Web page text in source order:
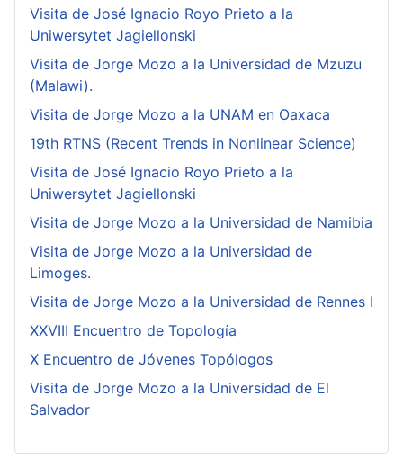
Visita de José Ignacio Royo Prieto a la
Uniwersytet Jagiellonski
Visita de Jorge Mozo a la Universidad de Mzuzu
(Malawi).
Visita de Jorge Mozo a la UNAM en Oaxaca
19th RTNS (Recent Trends in Nonlinear Science)
Visita de José Ignacio Royo Prieto a la
Uniwersytet Jagiellonski
Visita de Jorge Mozo a la Universidad de Namibia
Visita de Jorge Mozo a la Universidad de
Limoges.
Visita de Jorge Mozo a la Universidad de Rennes I
XXVIII Encuentro de Topología
X Encuentro de Jóvenes Topólogos
Visita de Jorge Mozo a la Universidad de El
Salvador